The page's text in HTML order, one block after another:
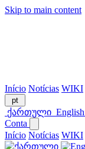
Skip to main content
Início Notícias WIKI
pt
ქართული English
Conta
Início Notícias WIKI